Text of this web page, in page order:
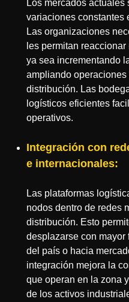
Los mercados actuales
variaciones constantes
Las organizaciones
les permitan
ya sea incrementando
ampliando
distribución. Las
logísticos eficientes
operativos.
Integración con
e internacionales:
Las plataformas
nodos dentro de redes
distribución. Esto
desplazarse con
del país o hacia
integración mejora la
que operan en la zona
de los activos